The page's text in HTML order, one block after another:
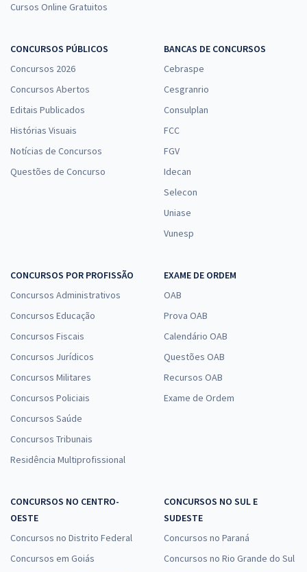
Cursos Online Gratuitos
CONCURSOS PÚBLICOS
Concursos 2026
Concursos Abertos
Editais Publicados
Histórias Visuais
Notícias de Concursos
Questões de Concurso
BANCAS DE CONCURSOS
Cebraspe
Cesgranrio
Consulplan
FCC
FGV
Idecan
Selecon
Uniase
Vunesp
CONCURSOS POR PROFISSÃO
Concursos Administrativos
Concursos Educação
Concursos Fiscais
Concursos Jurídicos
Concursos Militares
Concursos Policiais
Concursos Saúde
Concursos Tribunais
Residência Multiprofissional
EXAME DE ORDEM
OAB
Prova OAB
Calendário OAB
Questões OAB
Recursos OAB
Exame de Ordem
CONCURSOS NO CENTRO-
OESTE
Concursos no Distrito Federal
Concursos em Goiás
CONCURSOS NO SUL E
SUDESTE
Concursos no Paraná
Concursos no Rio Grande do Sul